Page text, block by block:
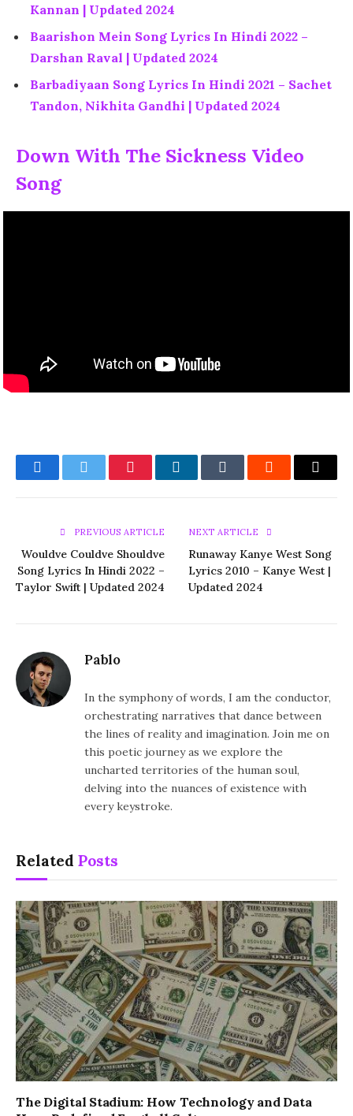
Kannan | Updated 2024
Baarishon Mein Song Lyrics In Hindi 2022 –
Darshan Raval | Updated 2024
Barbadiyaan Song Lyrics In Hindi 2021 – Sachet
Tandon, Nikhita Gandhi | Updated 2024
Down With The Sickness Video
Song
FacebookTwitter PinterestLinkedInTumblr Reddit Email
PREVIOUS ARTICLE
Wouldve Couldve Shouldve
Song Lyrics In Hindi 2022 –
Taylor Swift | Updated 2024
NEXT ARTICLE
Runaway Kanye West Song
Lyrics 2010 – Kanye West |
Updated 2024
Pablo
In the symphony of words, I am the conductor,
orchestrating narratives that dance between
the lines of reality and imagination. Join me on
this poetic journey as we explore the
uncharted territories of the human soul,
delving into the nuances of existence with
every keystroke.
Related Posts
The Digital Stadium: How Technology and Data